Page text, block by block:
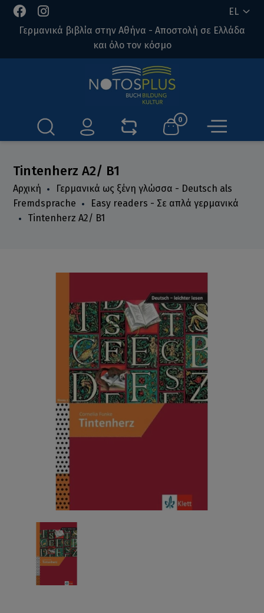
EL
Γερμανικά βιβλία στην Αθήνα - Αποστολή σε Ελλάδα
και όλο τον κόσμο
0
Tintenherz A2/ B1
Αρχική
Γερμανικά ως ξένη γλώσσα - Deutsch als
Fremdsprache
Easy readers - Σε απλά γερμανικά
Tintenherz A2/ B1